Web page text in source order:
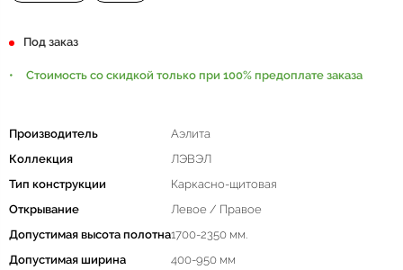
Под заказ
Стоимость со скидкой только при 100% предоплате заказа
Производитель
Аэлита
Коллекция
ЛЭВЭЛ
Тип конструкции
Каркасно-щитовая
Открывание
Левое / Правое
Допустимая высота полотна1700-2350 мм.
Допустимая ширина
400-950 мм